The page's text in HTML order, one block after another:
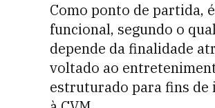
Como ponto de partida,
funcional, segundo o
depende da finalidade
voltado ao
estruturado para fins de